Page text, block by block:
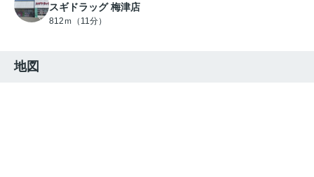
スギドラッグ 梅津店
812ｍ（11分）
地図